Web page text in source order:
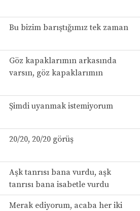
Bu bizim barıştığımız tek zaman
Göz kapaklarımın arkasında
varsın, göz kapaklarımın
Şimdi uyanmak istemiyorum
20/20, 20/20 görüş
Aşk tanrısı bana vurdu, aşk
tanrısı bana isabetle vurdu
Merak ediyorum, acaba her iki